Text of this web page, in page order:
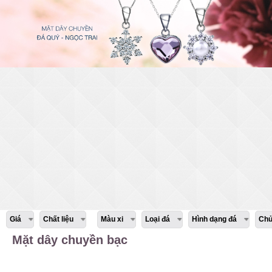
Giá Chất liệu Màu xi Loại đá Hình dạng đá
Mặt dây chuyền bạc